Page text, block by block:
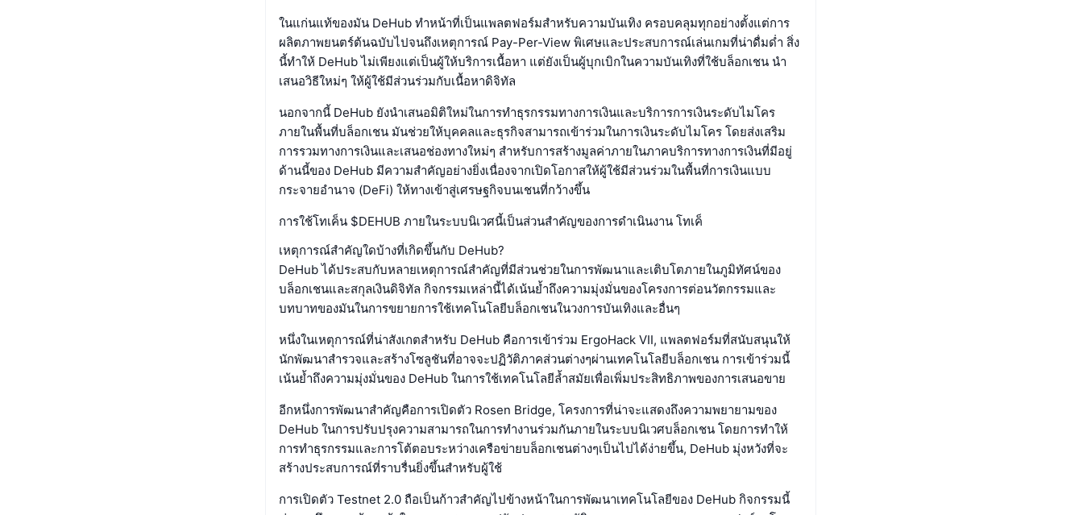
ในแก่นแท้ของมัน DeHub ทำหน้าที่เป็นแพลตฟอร์มสำหรับความบันเทิง ครอบคลุมทุกอย่างตั้งแต่การ
ผลิตภาพยนตร์ต้นฉบับไปจนถึงเหตุการณ์ Pay-Per-View พิเศษและประสบการณ์เล่นเกมที่น่าดื่มด่ำ สิ่ง
นี้ทำให้ DeHub ไม่เพียงแต่เป็นผู้ให้บริการเนื้อหา แต่ยังเป็นผู้บุกเบิกในความบันเทิงที่ใช้บล็อกเชน นำ
เสนอวิธีใหม่ๆ ให้ผู้ใช้มีส่วนร่วมกับเนื้อหาดิจิทัล
นอกจากนี้ DeHub ยังนำเสนอมิติใหม่ในการทำธุรกรรมทางการเงินและบริการการเงินระดับไมโคร
ภายในพื้นที่บล็อกเชน มันช่วยให้บุคคลและธุรกิจสามารถเข้าร่วมในการเงินระดับไมโคร โดยส่งเสริม
การรวมทางการเงินและเสนอช่องทางใหม่ๆ สำหรับการสร้างมูลค่าภายในภาคบริการทางการเงินที่มีอยู่
ด้านนี้ของ DeHub มีความสำคัญอย่างยิ่งเนื่องจากเปิดโอกาสให้ผู้ใช้มีส่วนร่วมในพื้นที่การเงินแบบ
กระจายอำนาจ (DeFi) ให้ทางเข้าสู่เศรษฐกิจบนเชนที่กว้างขึ้น
การใช้โทเค็น $DEHUB ภายในระบบนิเวศนี้เป็นส่วนสำคัญของการดำเนินงาน โทเค็
เหตุการณ์สำคัญใดบ้างที่เกิดขึ้นกับ DeHub?
DeHub ได้ประสบกับหลายเหตุการณ์สำคัญที่มีส่วนช่วยในการพัฒนาและเติบโตภายในภูมิทัศน์ของ
บล็อกเชนและสกุลเงินดิจิทัล กิจกรรมเหล่านี้ได้เน้นย้ำถึงความมุ่งมั่นของโครงการต่อนวัตกรรมและ
บทบาทของมันในการขยายการใช้เทคโนโลยีบล็อกเชนในวงการบันเทิงและอื่นๆ
หนึ่งในเหตุการณ์ที่น่าสังเกตสำหรับ DeHub คือการเข้าร่วม ErgoHack VII, แพลตฟอร์มที่สนับสนุนให้
นักพัฒนาสำรวจและสร้างโซลูชันที่อาจจะปฏิวัติภาคส่วนต่างๆผ่านเทคโนโลยีบล็อกเชน การเข้าร่วมนี้
เน้นย้ำถึงความมุ่งมั่นของ DeHub ในการใช้เทคโนโลยีล้ำสมัยเพื่อเพิ่มประสิทธิภาพของการเสนอขาย
อีกหนึ่งการพัฒนาสำคัญคือการเปิดตัว Rosen Bridge, โครงการที่น่าจะแสดงถึงความพยายามของ
DeHub ในการปรับปรุงความสามารถในการทำงานร่วมกันภายในระบบนิเวศบล็อกเชน โดยการทำให้
การทำธุรกรรมและการโต้ตอบระหว่างเครือข่ายบล็อกเชนต่างๆเป็นไปได้ง่ายขึ้น, DeHub มุ่งหวังที่จะ
สร้างประสบการณ์ที่ราบรื่นยิ่งขึ้นสำหรับผู้ใช้
การเปิดตัว Testnet 2.0 ถือเป็นก้าวสำคัญไปข้างหน้าในการพัฒนาเทคโนโลยีของ DeHub กิจกรรมนี้